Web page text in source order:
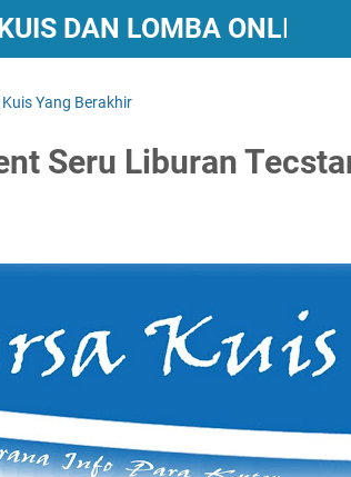
DAN LOMBA ONLINE
Kuis Yang Berakhir
Seru Liburan